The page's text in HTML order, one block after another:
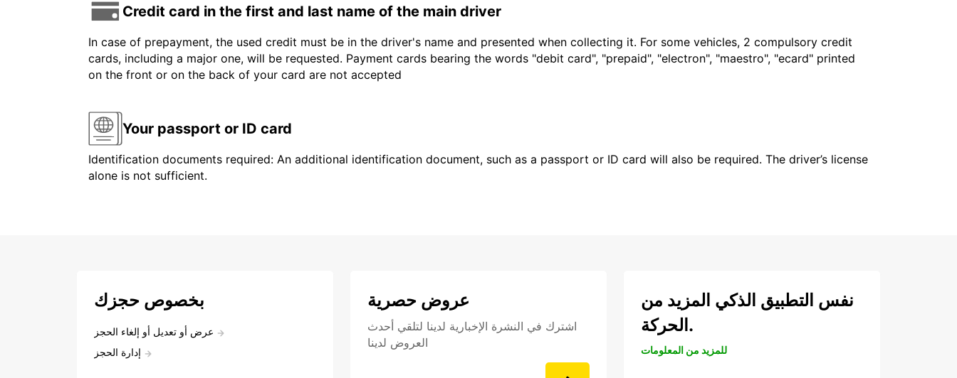
Credit card in the first and last name of the main driver
In case of prepayment, the used credit must be in the driver's name and presented when collecting it. For some vehicles, 2 compulsory credit
cards, including a major one, will be requested. Payment cards bearing the words "debit card", "prepaid", "electron", "maestro", "ecard" printed
on the front or on the back of your card are not accepted
Your passport or ID card
Identification documents required: An additional identification document, such as a passport or ID card will also be required. The driver’s license
alone is not sufficient.
بخصوص حجزك
عرض أو تعديل أو إلغاء الحجز
إدارة الحجز
عروض حصرية
اشترك في النشرة الإخبارية لدينا لتلقي أحدث
العروض لدينا
نفس التطبيق الذكي المزيد من
الحركة.
للمزيد من المعلومات